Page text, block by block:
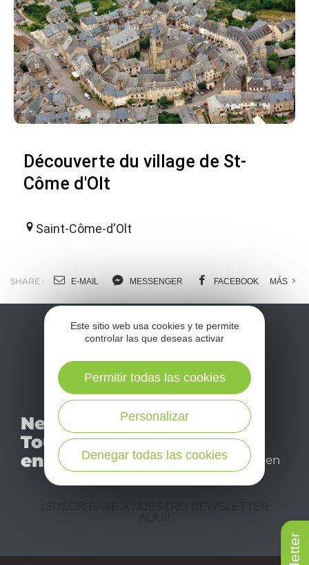
Découverte du village de St-
Côme d'Olt
Saint-Côme-d'Olt
SHARE : E-MAIL MESSENGER FACEBOOK MÁS
Newsletter
Tourismo
en Aveyron
No se pierda nuestro
mensual newsletter y
déjese inspirar para
disfrutar de su estancia en
Este sitio web usa cookies y te permite
controlar las que deseas activar
Denegar todas las cookies
Personalizar
Permitir todas las cookies